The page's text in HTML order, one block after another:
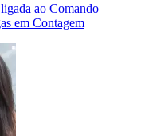
ao Comando
em Contagem